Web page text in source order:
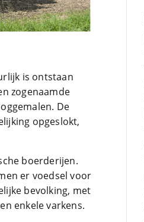
is ontstaan
zogenaamde
De
opgeslokt,
boerderijen.
er voedsel voor
bevolking, met
enkele varkens.